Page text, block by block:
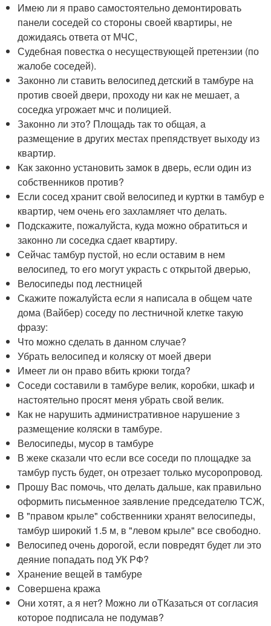
Имею ли я право самостоятельно демонтировать
панели соседей со стороны своей квартиры, не
дожидаясь ответа от МЧС,
Судебная повестка о несуществующей претензии (по
жалобе соседей).
Законно ли ставить велосипед детский в тамбуре на
против своей двери, проходу ни как не мешает, а
соседка угрожает мчс и полицией.
Законно ли это? Площадь так то общая, а
размещение в других местах препядствует выходу из
квартир.
Как законно установить замок в дверь, если один из
собственников против?
Если сосед хранит свой велосипед и куртки в тамбур е
квартир, чем очень его захламляет что делать.
Подскажите, пожалуйста, куда можно обратиться и
законно ли соседка сдает квартиру.
Сейчас тамбур пустой, но если оставим в нем
велосипед, то его могут украсть с открытой дверью,
Велосипеды под лестницей
Скажите пожалуйста если я написала в общем чате
дома (Вайбер) соседу по лестничной клетке такую
фразу:
Что можно сделать в данном случае?
Убрать велосипед и коляску от моей двери
Имеет ли он право вбить крюки тогда?
Соседи составили в тамбуре велик, коробки, шкаф и
настоятельно просят меня убрать свой велик.
Как не нарушить административное нарушение з
размещение коляски в тамбуре.
Велосипеды, мусор в тамбуре
В жеке сказали что если все соседи по площадке за
тамбур пусть будет, он отрезает только мусоропровод.
Прошу Вас помочь, что делать дальше, как правильно
оформить письменное заявление председателю ТСЖ,
В "правом крыле" собственники хранят велосипеды,
тамбур широкий 1.5 м, в "левом крыле" все свободно.
Велосипед очень дорогой, если повредят будет ли это
деяние попадать под УК РФ?
Хранение вещей в тамбуре
Совершена кража
Они хотят, а я нет? Можно ли оТКазаться от согласия
которое подписала не подумав?